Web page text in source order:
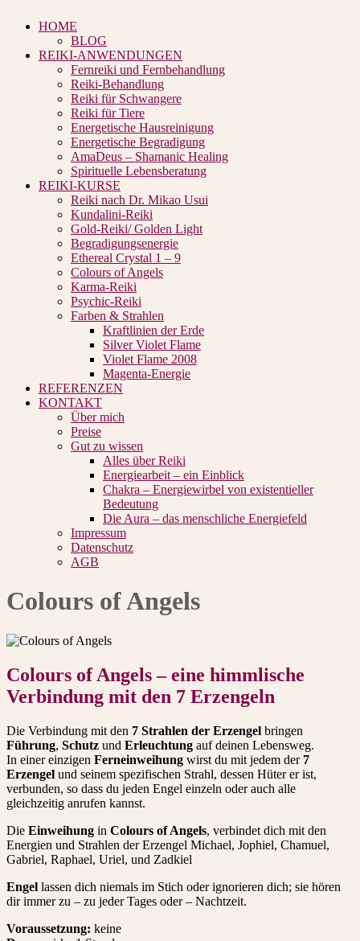
HOME
BLOG
REIKI-ANWENDUNGEN
Fernreiki und Fernbehandlung
Reiki-Behandlung
Reiki für Schwangere
Reiki für Tiere
Energetische Hausreinigung
Energetische Begradigung
AmaDeus – Shamanic Healing
Spirituelle Lebensberatung
REIKI-KURSE
Reiki nach Dr. Mikao Usui
Kundalini-Reiki
Gold-Reiki/ Golden Light
Begradigungsenergie
Ethereal Crystal 1 – 9
Colours of Angels
Karma-Reiki
Psychic-Reiki
Farben & Strahlen
Kraftlinien der Erde
Silver Violet Flame
Violet Flame 2008
Magenta-Energie
REFERENZEN
KONTAKT
Über mich
Preise
Gut zu wissen
Alles über Reiki
Energiearbeit – ein Einblick
Chakra – Energiewirbel von existentieller
Bedeutung
Die Aura – das menschliche Energiefeld
Impressum
Datenschutz
AGB
Colours of Angels
Colours of Angels – eine himmlische
Verbindung mit den 7 Erzengeln
Die Verbindung mit den 7 Strahlen der Erzengel bringen
Führung, Schutz und Erleuchtung auf deinen Lebensweg.
In einer einzigen Ferneinweihung wirst du mit jedem der 7
Erzengel und seinem spezifischen Strahl, dessen Hüter er ist,
verbunden, so dass du jeden Engel einzeln oder auch alle
gleichzeitig anrufen kannst.
Die Einweihung in Colours of Angels, verbindet dich mit den
Energien und Strahlen der Erzengel Michael, Jophiel, Chamuel,
Gabriel, Raphael, Uriel, und Zadkiel
Engel lassen dich niemals im Stich oder ignorieren dich; sie hören
dir immer zu – zu jeder Tages oder – Nacht­zeit.
Voraussetzung: keine